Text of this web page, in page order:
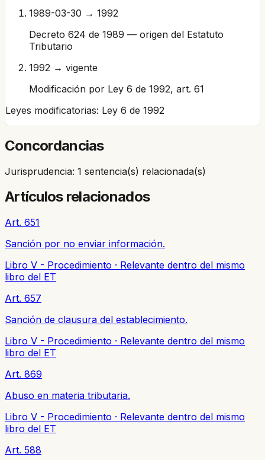
1989-03-30 → 1992
Decreto 624 de 1989 — origen del Estatuto
Tributario
1992 → vigente
Modificación por Ley 6 de 1992, art. 61
Leyes modificatorias: Ley 6 de 1992
Concordancias
Jurisprudencia: 1 sentencia(s) relacionada(s)
Artículos relacionados
Art. 651
Sanción por no enviar información.
Libro V - Procedimiento · Relevante dentro del mismo
libro del ET
Art. 657
Sanción de clausura del establecimiento.
Libro V - Procedimiento · Relevante dentro del mismo
libro del ET
Art. 869
Abuso en materia tributaria.
Libro V - Procedimiento · Relevante dentro del mismo
libro del ET
Art. 588